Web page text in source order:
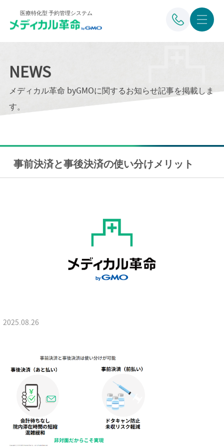
医療特化型 予約管理システム
NEWS
メディカル革命 byGMOに関するお知らせ記事を掲載しま
す。
事前決済と事後決済の使い分けメリット
2025.08.26